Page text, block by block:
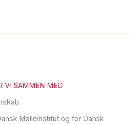
VI SAMMEN MED
Mølleinstitut og for Dansk